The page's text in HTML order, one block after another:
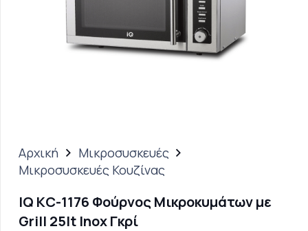
Αρχική
Μικροσυσκευές
Μικροσυσκευές Κουζίνας
IQ KC-1176 Φούρνος Μικροκυμάτων με
Grill 25lt Inox Γκρί